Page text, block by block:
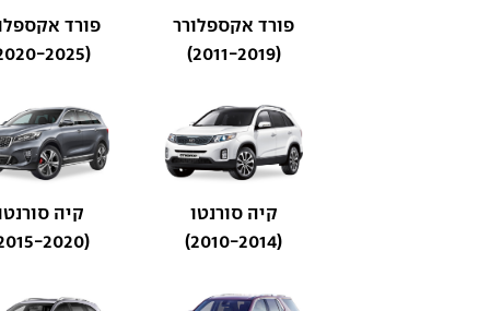
פורד אקספלורר
(2011-2019)
פורד
(2020-2025)
קיה סורנטו
(2010-2014)
קיה
(2015-2020)